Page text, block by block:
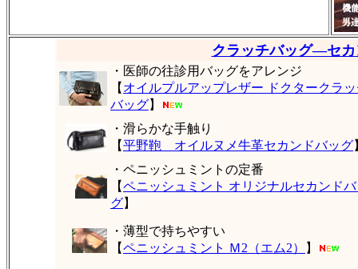
クラッチバッグ―セ
・医師の往診用バッグをアレンジ
【 オイルプルアップレザー ドクタークラ
バッグ】
・滑らかな手触り
【平野鞄 オイルヌメ牛革セカンドバッグ
・ペニッシュミントの定番
【ペニッシュミント オリジナルセカンド
グ】
・薄型で持ちやすい
【ペニッシュミント Ｍ2（エム2） 】